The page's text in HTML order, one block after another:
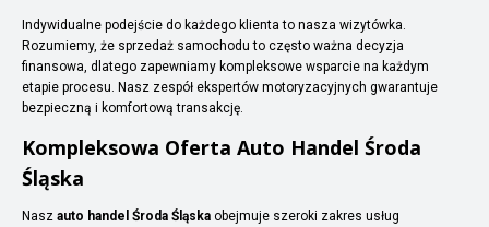
Indywidualne podejście do każdego klienta to nasza wizytówka.
Rozumiemy, że sprzedaż samochodu to często ważna decyzja
finansowa, dlatego zapewniamy kompleksowe wsparcie na każdym
etapie procesu. Nasz zespół ekspertów motoryzacyjnych gwarantuje
bezpieczną i komfortową transakcję.
Kompleksowa Oferta Auto Handel Środa
Śląska
Nasz auto handel Środa Śląska obejmuje szeroki zakres usług